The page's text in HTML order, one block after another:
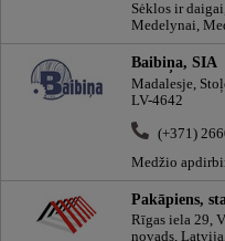
Sėklos ir
Medelynai,
Baibiņa, SIA
Madalesje,
LV-4642
(+371)
Medžio
Pakāpiens,
Rīgas iela 29,
novads,